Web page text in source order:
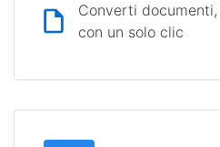
Converti
con un solo clic